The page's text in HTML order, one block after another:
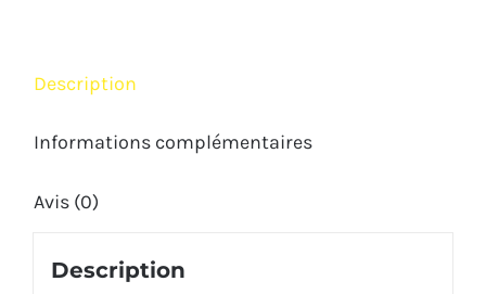
Description
Informations complémentaires
Avis (0)
Description